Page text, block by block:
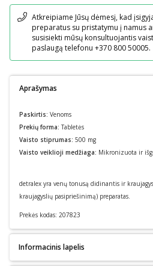
Pranešimas
Atkreipiame Jūsų dėmesį, kad
preparatus su pristatymu į namus
susisiekti mūsų konsultuojantis
paslaugą telefonu +370 800 50005.
Aprašymas
Paskirtis: Venoms
Prekių forma:Tabletės
Vaisto stiprumas: 500 mg
Vaisto veiklioji medžiaga: Mikronizuota ir
detralex yra venų tonusą didinantis ir
kraujagyslių pasipriešinimą) preparatas.
Prekės kodas: 207823
Informacinis lapelis